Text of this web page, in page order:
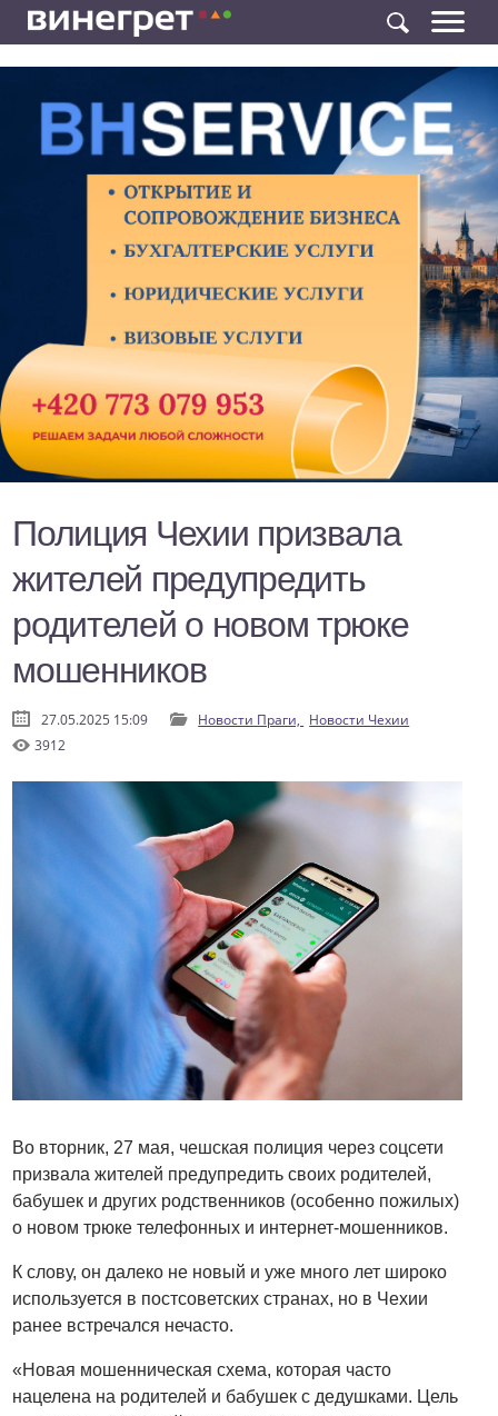
Полиция Чехии призвала
жителей предупредить
родителей о новом трюке
мошенников
27.05.2025 15:09 Новости Праги, Новости Чехии
3912
Во вторник, 27 мая, чешская полиция через соцсети
призвала жителей предупредить своих родителей,
бабушек и других родственников (особенно пожилых)
о новом трюке телефонных и интернет-мошенников.
К слову, он далеко не новый и уже много лет широко
используется в постсоветских странах, но в Чехии
ранее встречался нечасто.
«Новая мошенническая схема, которая часто
нацелена на родителей и бабушек с дедушками. Цель